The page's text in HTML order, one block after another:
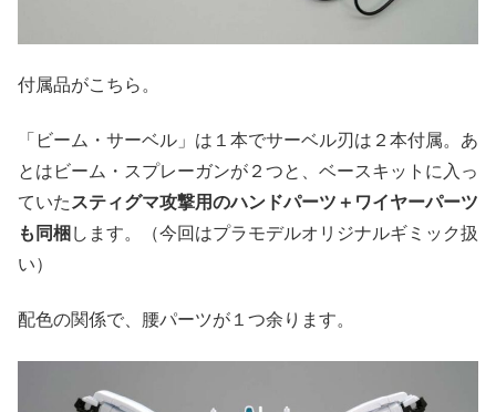
付属品がこちら。
「ビーム・サーベル」は１本でサーベル刃は２本付属。あ
とはビーム・スプレーガンが２つと、ベースキットに入っ
ていた スティグマ攻撃用のハンドパーツ＋ワイヤーパーツ
も同梱 します。（今回はプラモデルオリジナルギミック扱
い）
配色の関係で、腰パーツが１つ余ります。